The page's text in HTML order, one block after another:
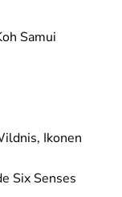
Samui
Ikonen
Six Senses